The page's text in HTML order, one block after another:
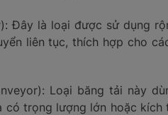
Đây là loại được sử dụng
liên tục, thích hợp cho
Loại băng tải này
có trọng lượng lớn hoặc